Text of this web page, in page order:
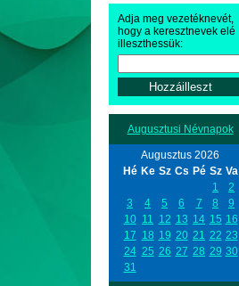
Adja meg vezetéknevét,
hogy a keresztnevek elé
illeszthessük:
Augusztusi Névnapok
Augusztus 2026
Hé Ke Sz Cs Pé Sz Va
1
2
3
4 5 6 7 8
9
10 11 12 13 14 15 16
17 18 19 20 21 22 23
24 25 26 27 28 29 30
31